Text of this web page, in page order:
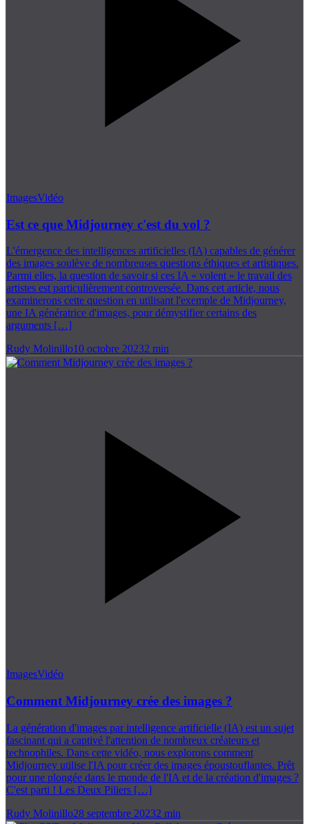
ImagesVidéo
Est ce que Midjourney c'est du vol ?
L'émergence des intelligences artificielles (IA) capables de générer
des images soulève de nombreuses questions éthiques et artistiques.
Parmi elles, la question de savoir si ces IA « volent » le travail des
artistes est particulièrement controversée. Dans cet article, nous
examinerons cette question en utilisant l'exemple de Midjourney,
une IA génératrice d'images, pour démystifier certains des
arguments […]
Rudy Molinillo10 octobre 20232 min
ImagesVidéo
Comment Midjourney crée des images ?
La génération d'images par intelligence artificielle (IA) est un sujet
fascinant qui a captivé l'attention de nombreux créateurs et
technophiles. Dans cette vidéo, nous explorons comment
Midjourney utilise l'IA pour créer des images époustouflantes. Prêt
pour une plongée dans le monde de l'IA et de la création d'images ?
C'est parti ! Les Deux Piliers […]
Rudy Molinillo28 septembre 20232 min